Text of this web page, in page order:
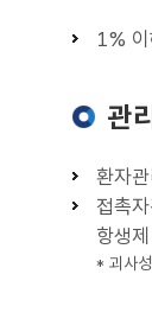
1%
관리
환자
접촉
항생
* 괴사